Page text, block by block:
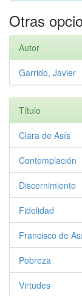
Otras
Autor
Garrido, Javier
Título
Clara de Asís
Contemplación
Discernimiento
Fidelidad
Francisco de
Pobreza
Virtudes